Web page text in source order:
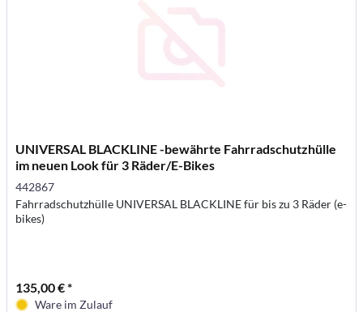
UNIVERSAL BLACKLINE -bewährte Fahrradschutzhülle
im neuen Look für 3 Räder/E-Bikes
442867
Fahrradschutzhülle UNIVERSAL BLACKLINE für bis zu 3 Räder (e-
bikes)
135,00 € *
Ware im Zulauf